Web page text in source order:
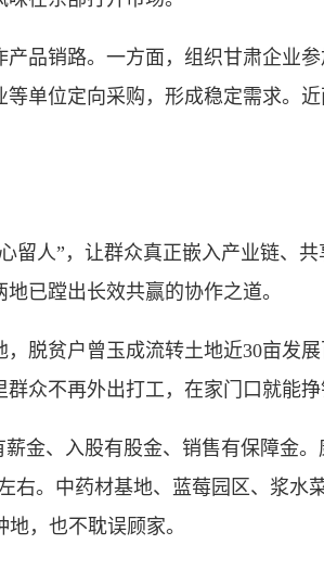
销路。一方面，组织甘肃企业参
单位定向采购，形成稳定需求。
人”，让群众真正嵌入产业链、共
已蹚出长效共赢的协作之道。
贫户曾玉成流转土地近30亩发展
众不再外出打工，在家门口就能挣
、入股有股金、销售有保障金。
右。中药材基地、蓝莓园区、浆水
，也不耽误顾家。